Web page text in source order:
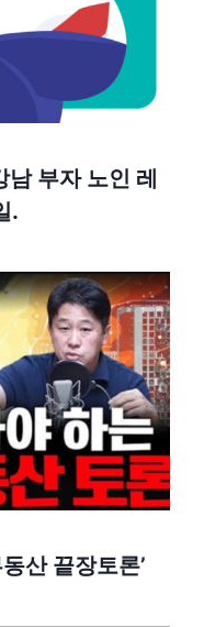
남 부자 노인 레
.
산 끝장토론’